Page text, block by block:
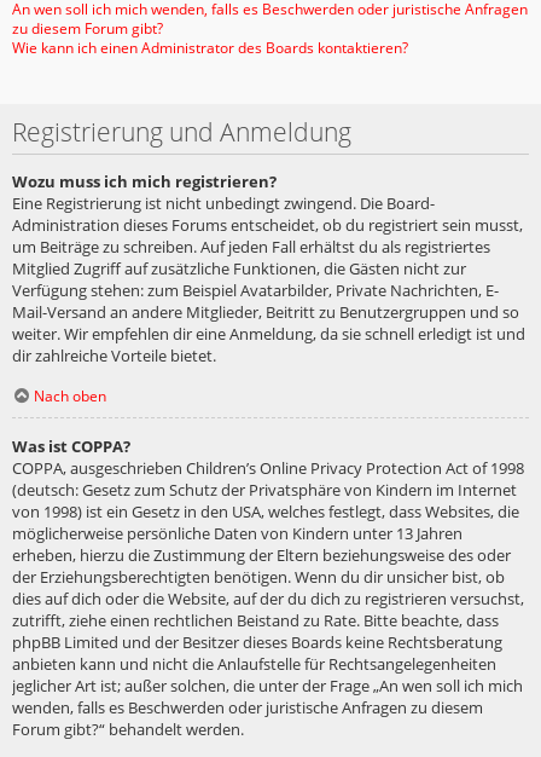
An wen soll ich mich wenden, falls es Beschwerden oder juristische Anfragen
zu diesem Forum gibt?
Wie kann ich einen Administrator des Boards kontaktieren?
Registrierung und Anmeldung
Wozu muss ich mich registrieren?
Eine Registrierung ist nicht unbedingt zwingend. Die Board-
Administration dieses Forums entscheidet, ob du registriert sein musst,
um Beiträge zu schreiben. Auf jeden Fall erhältst du als registriertes
Mitglied Zugriff auf zusätzliche Funktionen, die Gästen nicht zur
Verfügung stehen: zum Beispiel Avatarbilder, Private Nachrichten, E-
Mail-Versand an andere Mitglieder, Beitritt zu Benutzergruppen und so
weiter. Wir empfehlen dir eine Anmeldung, da sie schnell erledigt ist und
dir zahlreiche Vorteile bietet.
Nach oben
Was ist COPPA?
COPPA, ausgeschrieben Children’s Online Privacy Protection Act of 1998
(deutsch: Gesetz zum Schutz der Privatsphäre von Kindern im Internet
von 1998) ist ein Gesetz in den USA, welches festlegt, dass Websites, die
möglicherweise persönliche Daten von Kindern unter 13 Jahren
erheben, hierzu die Zustimmung der Eltern beziehungsweise des oder
der Erziehungsberechtigten benötigen. Wenn du dir unsicher bist, ob
dies auf dich oder die Website, auf der du dich zu registrieren versuchst,
zutrifft, ziehe einen rechtlichen Beistand zu Rate. Bitte beachte, dass
phpBB Limited und der Besitzer dieses Boards keine Rechtsberatung
anbieten kann und nicht die Anlaufstelle für Rechtsangelegenheiten
jeglicher Art ist; außer solchen, die unter der Frage „An wen soll ich mich
wenden, falls es Beschwerden oder juristische Anfragen zu diesem
Forum gibt?“ behandelt werden.